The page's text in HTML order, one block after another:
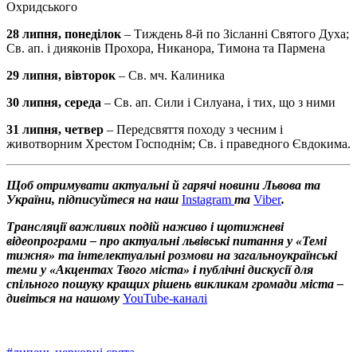
Охридського
28 липня, понеділок – Тиждень 8-й по Зісланні Святого Духа;
Св. ап. і дияконів Прохора, Никанора, Тимона та Пармена
29 липня, вівторок – Св. мч. Калиника
30 липня, середа – Св. ап. Сили і Силуана, і тих, що з ними
31 липня, четвер – Передсвяття походу з чесним і
животворним Хрестом Господнім; Св. і праведного Євдокима.
Щоб отримувати актуальні й гарячі новини Львова та
України, підписуйтеся на наш Instagram та Viber.
Трансляції важливих подій наживо і щотижневі
відеопрограми – про актуальні львівські питання у «Темі
тижня» та інтелектуальні розмови на загальноукраїнські
теми у «Акцентах Твого міста» і публічні дискусії для
спільного пошуку кращих рішень викликам громади міста –
дивіться на нашому YouTube-каналі